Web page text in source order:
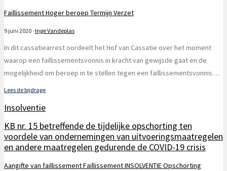
FaillissementHoger beroep Termijn Verzet
9 juni 2020 · Inge Vandeplas
In dit cassatiearrest oordeelt het Hof van Cassatie over het moment
waarop een faillissementsvonnis in kracht van gewijsde gaat en de
mogelijkheid om beroep in te stellen tegen een faillissementsvonnis. ...
Lees de bijdrage
Insolventie
KB nr. 15 betreffende de tijdelijke opschorting ten
voordele van ondernemingen van uitvoeringsmaatregelen
en andere maatregelen gedurende de COVID-19 crisis
Aangifte van faillissementFaillissementINSOLVENTIEOpschorting